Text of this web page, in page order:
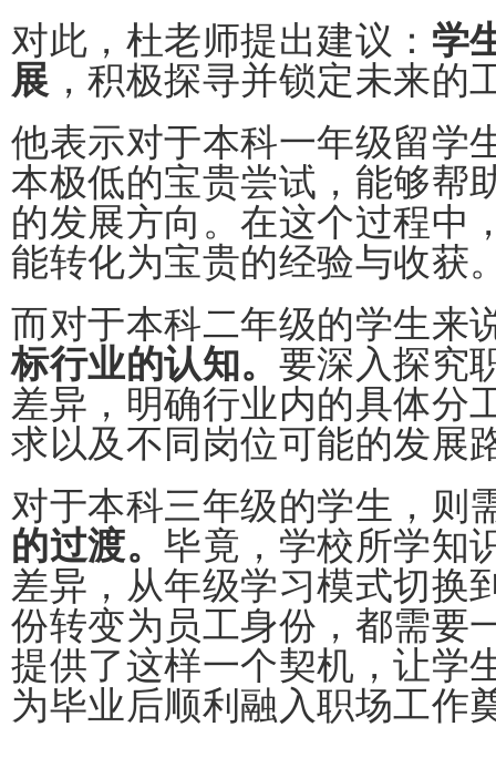
对此，杜老师提出建议： 学
展 ，积极探寻并锁定未来的
他表示对于本科一年级留学
本极低的宝贵尝试，能够帮
的发展方向。在这个过程中
能转化为宝贵的经验与收获
而对于本科二年级的学生来
标行业的认知。 要深入探究
差异，明确行业内的具体分
求以及不同岗位可能的发展
对于本科三年级的学生，则
的过渡。 毕竟，学校所学知
差异，从年级学习模式切换
份转变为员工身份，都需要
提供了这样一个契机，让学
为毕业后顺利融入职场工作